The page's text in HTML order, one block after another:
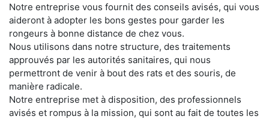
Notre entreprise vous fournit des conseils avisés, qui vous
aideront à adopter les bons gestes pour garder les
rongeurs à bonne distance de chez vous.
Nous utilisons dans notre structure, des traitements
approuvés par les autorités sanitaires, qui nous
permettront de venir à bout des rats et des souris, de
manière radicale.
Notre entreprise met à disposition, des professionnels
avisés et rompus à la mission, qui sont au fait de toutes les